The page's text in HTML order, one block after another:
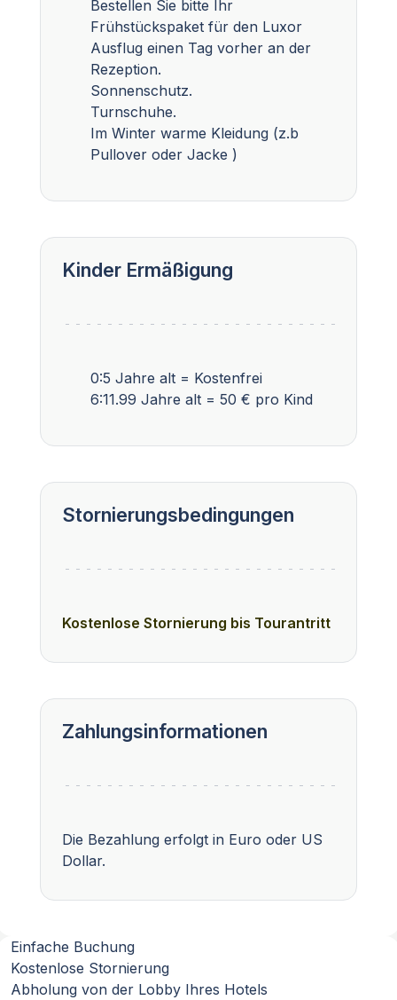
Bestellen Sie bitte Ihr
Frühstückspaket für den Luxor
Ausflug einen Tag vorher an der
Rezeption.
Sonnenschutz.
Turnschuhe.
Im Winter warme Kleidung (z.b
Pullover oder Jacke )
Kinder Ermäßigung
0:5 Jahre alt = Kostenfrei
6:11.99 Jahre alt = 50 € pro Kind
Stornierungsbedingungen
Kostenlose Stornierung bis Tourantritt
Zahlungsinformationen
Die Bezahlung erfolgt in Euro oder US
Dollar.
Einfache Buchung
Kostenlose Stornierung
Abholung von der Lobby Ihres Hotels